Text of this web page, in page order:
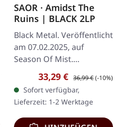
Preis:
SAOR · Amidst The
Ruins | BLACK 2LP
Black Metal. Veröffentlicht
am 07.02.2025, auf
Season Of Mist.
Schwarzes 12" Doppel-
Vinyl (33rpm) in Deluxe-
Gatefold-Hülle mit Spot-
Glanz und 30cm x…
Verkaufspreis:
33,29 € Regulärer Preis:
36,99 €(-10%)
Sofort verfügbar,
Lieferzeit: 1-2 Werktage